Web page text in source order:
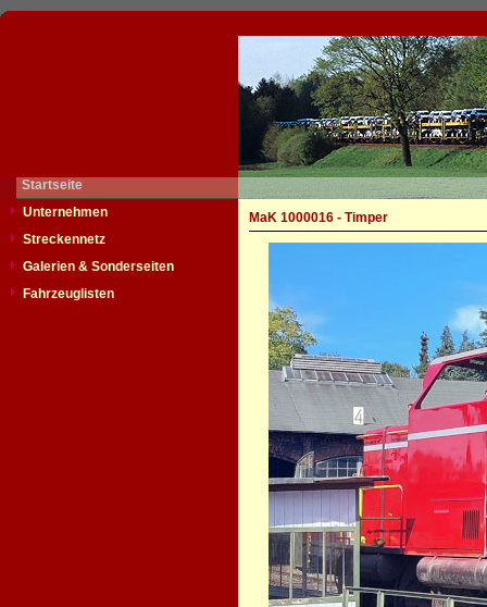
Startseite
Unternehmen
Streckennetz
Galerien & Sonderseiten
Fahrzeuglisten
MaK 1000016 - Timper